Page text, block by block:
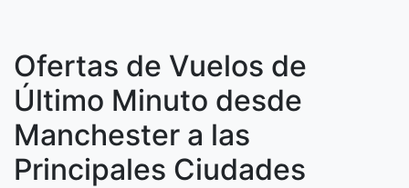
Ofertas de Vuelos de
Último Minuto desde
Manchester a las
Principales Ciudades